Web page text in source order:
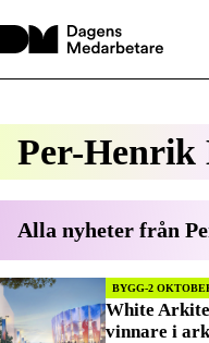
Per-Henrik
Alla nyheter från
BYGG 2
White
vinnare i